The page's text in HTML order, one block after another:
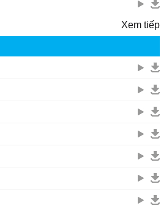
Xem tiếp